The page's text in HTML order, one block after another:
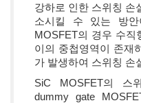
강하로 인한 스위칭 손
소시킬 수 있는 방안
MOSFET의 경우 수직
이의 중첩영역이 존재
가 발생하여 스위칭 손
SiC MOSFET의 스
dummy gate